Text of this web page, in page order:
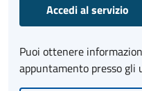
Accedi al servizio
Puoi ottenere
appuntamento presso gli